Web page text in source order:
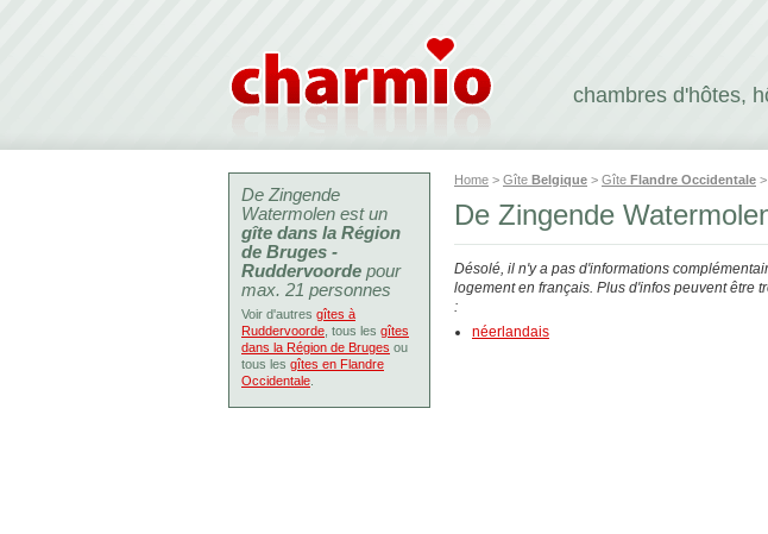
chambres d'hôtes,
Home > Gîte Belgique > Gîte Flandre Occidentale >
De Zingende
Désolé, il n'y a pas d'informations
logement en français. Plus d'infos peuvent être
:
néerlandais
De Zingende
Watermolen est un
gîte dans la Région
de Bruges -
Ruddervoorde pour
max. 21 personnes
Voir d'autres gîtes à
Ruddervoorde , tous les gîtes
dans la Région de Bruges ou
tous les gîtes en Flandre
Occidentale